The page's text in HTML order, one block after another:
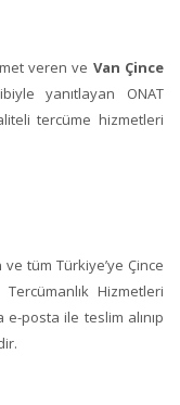
veren ve Van Çince
yanıtlayan ONAT
tercüme hizmetleri
ve tüm Türkiye’ye Çince
Hizmetleri
posta ile teslim alınıp